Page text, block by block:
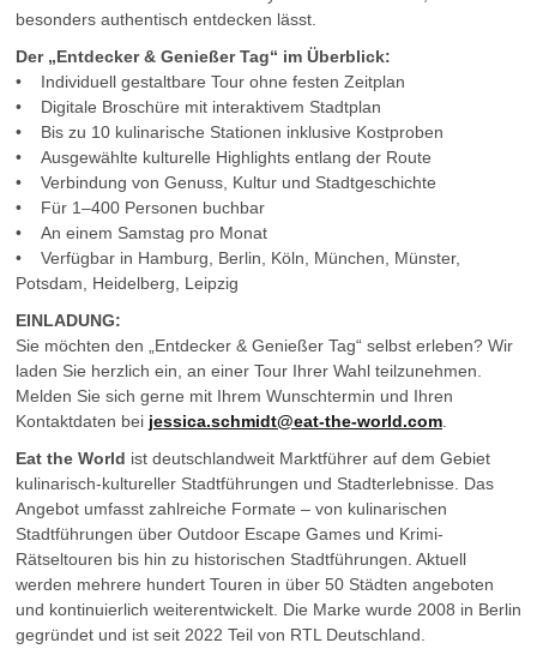
besonders authentisch entdecken lässt.
Der „Entdecker & Genießer Tag“ im Überblick:
• Individuell gestaltbare Tour ohne festen Zeitplan
• Digitale Broschüre mit interaktivem Stadtplan
• Bis zu 10 kulinarische Stationen inklusive Kostproben
• Ausgewählte kulturelle Highlights entlang der Route
• Verbindung von Genuss, Kultur und Stadtgeschichte
• Für 1–400 Personen buchbar
• An einem Samstag pro Monat
• Verfügbar in Hamburg, Berlin, Köln, München, Münster,
Potsdam, Heidelberg, Leipzig
EINLADUNG:
Sie möchten den „Entdecker & Genießer Tag“ selbst erleben? Wir
laden Sie herzlich ein, an einer Tour Ihrer Wahl teilzunehmen.
Melden Sie sich gerne mit Ihrem Wunschtermin und Ihren
Kontaktdaten bei jessica.schmidt@eat-the-world.com.
Eat the World ist deutschlandweit Marktführer auf dem Gebiet
kulinarisch-kultureller Stadtführungen und Stadterlebnisse. Das
Angebot umfasst zahlreiche Formate – von kulinarischen
Stadtführungen über Outdoor Escape Games und Krimi-
Rätseltouren bis hin zu historischen Stadtführungen. Aktuell
werden mehrere hundert Touren in über 50 Städten angeboten
und kontinuierlich weiterentwickelt. Die Marke wurde 2008 in Berlin
gegründet und ist seit 2022 Teil von RTL Deutschland.